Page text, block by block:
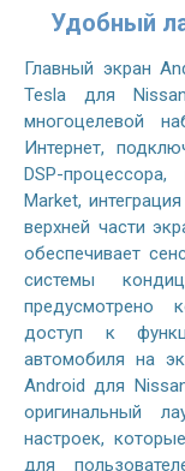
Удобный
Главный экран
Tesla для
многоцелевой
Интернет,
DSP-
Market,
верхней части
обеспечивает
системы
предусмотрено
доступ к
автомобиля на
Android для
оригинальный
настроек,
для